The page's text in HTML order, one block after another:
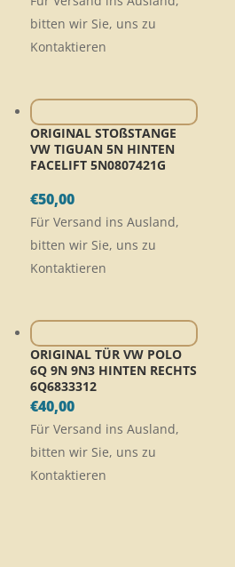
bitten wir Sie, uns zu
Kontaktieren
ORIGINAL STOßSTANGE
VW TIGUAN 5N HINTEN
FACELIFT 5N0807421G
€50,00
Für Versand ins Ausland,
bitten wir Sie, uns zu
Kontaktieren
ORIGINAL TÜR VW POLO
6Q 9N 9N3 HINTEN RECHTS
6Q6833312
€40,00
Für Versand ins Ausland,
bitten wir Sie, uns zu
Kontaktieren